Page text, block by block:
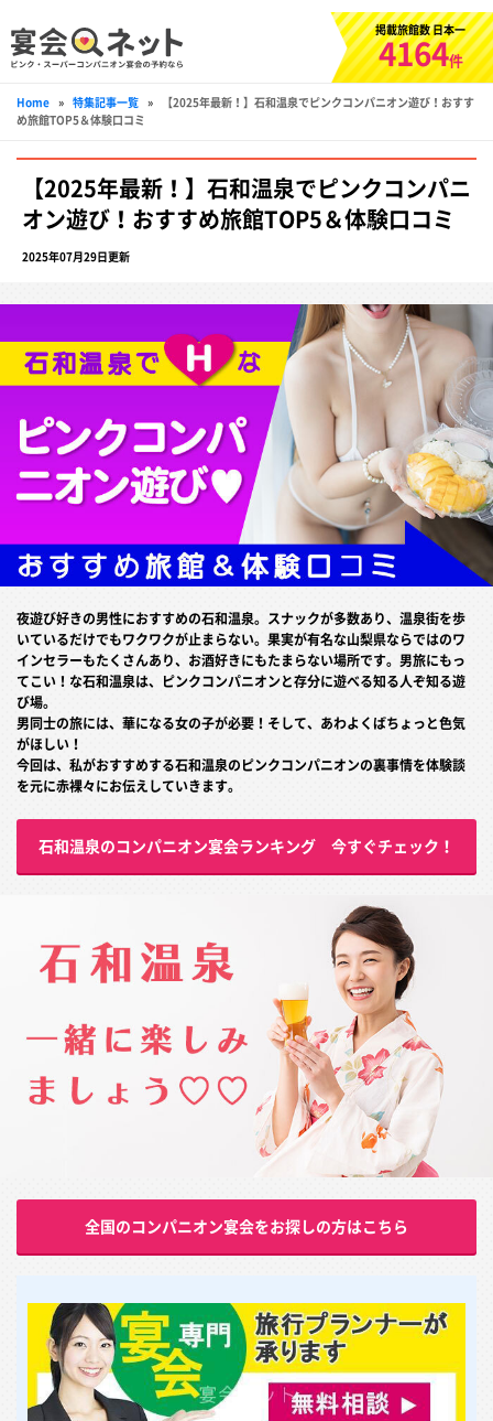
掲載旅館数 日本一
4164件
Home » 特集記事一覧 »
【2025年最新！】石和温泉でピンクコンパニオン遊び！おすす
め旅館TOP5＆体験口コミ
【2025年最新！】石和温泉でピンクコンパニ
オン遊び！おすすめ旅館TOP5＆体験口コミ
2025年07月29日更新
夜遊び好きの男性におすすめの石和温泉。スナックが多数あり、温泉街を歩
いているだけでもワクワクが止まらない。果実が有名な山梨県ならではのワ
インセラーもたくさんあり、お酒好きにもたまらない場所です。男旅にもっ
てこい！な石和温泉は、ピンクコンパニオンと存分に遊べる知る人ぞ知る遊
び場。
男同士の旅には、華になる女の子が必要！そして、あわよくばちょっと色気
がほしい！
今回は、私がおすすめする石和温泉のピンクコンパニオンの裏事情を体験談
を元に赤裸々にお伝えしていきます。
石和温泉のコンパニオン宴会ランキング 今すぐチェック！
全国のコンパニオン宴会をお探しの方はこちら